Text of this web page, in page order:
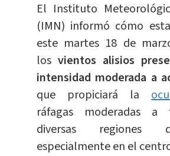
El Instituto
(IMN) informó cómo
este martes 18 de
losvientos alisios
intensidad moderada a
que propiciará la
ráfagas moderadas a
diversas regiones
especialmente en el